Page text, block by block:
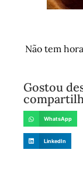
Não tem
Gostou
WhatsApp
LinkedIn